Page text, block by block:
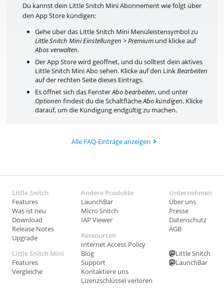
Blog
Du kannst dein Little Snitch Mini Abonnement wie folgt über
den App Store kündigen:
Gehe über das Little Snitch Mini Menüleistensymbol zu
Little Snitch Mini Einstellungen > Premium und klicke auf
Abos verwalten.
Der App Store wird geöffnet, und du solltest dein aktives
Little Snitch Mini Abo sehen. Klicke auf den LinkBearbeiten
auf der rechten Seite dieses Eintrags.
Es öffnet sich das FensterAbo bearbeiten, und unter
Optionen findest du die SchaltflächeAbo kündigen. Klicke
darauf, um die Kündigung endgültig zu machen.
Alle FAQ-Einträge anzeigen
Little Snitch
Features
Was ist neu
Download
Release Notes
Upgrade
Little Snitch Mini
Features
Vergleiche
Andere Produkte
LaunchBar
Micro Snitch
IAP Viewer
Ressourcen
Internet Access Policy
Blog
Support
Kontaktiere uns
Lizenzschlüssel verloren
Unternehmen
Über uns
Presse
Datenschutz
AGB
Little Snitch
LaunchBar